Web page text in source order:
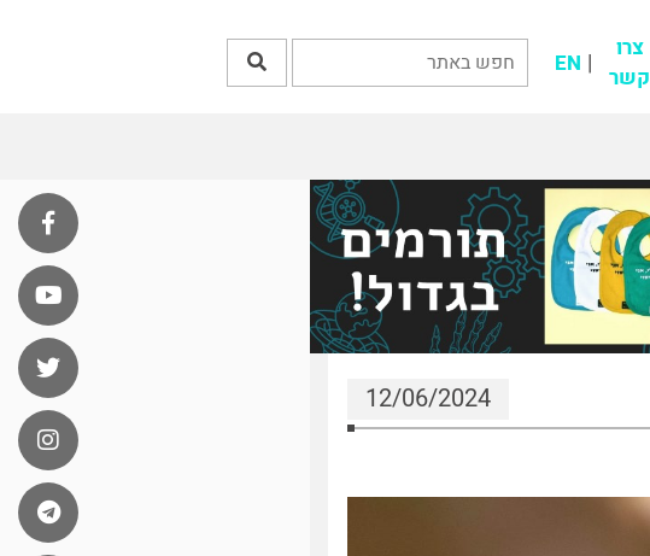
צרו
קשר
EN
12/06/2024